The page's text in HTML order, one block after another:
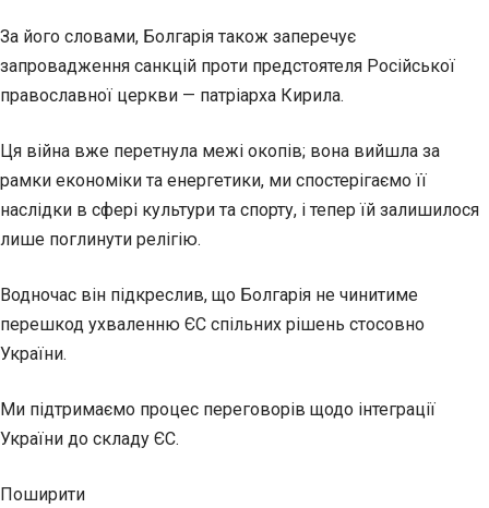
За його словами, Болгарія також заперечує
запровадження санкцій проти предстоятеля Російської
православної церкви — патріарха Кирила.
Ця ​війна вже перетнула межі окопів; вона вийшла за
рамки економіки та енергетики, ми спостерігаємо її
наслідки в сфері культури та спорту, і тепер їй залишилося
лише поглинути ⁠релігію.
Водночас він підкреслив, що Болгарія не чинитиме
перешкод ухваленню ЄС спільних рішень стосовно
України.
Ми підтримаємо процес переговорів щодо інтеграції
України до складу ЄС.
Поширити